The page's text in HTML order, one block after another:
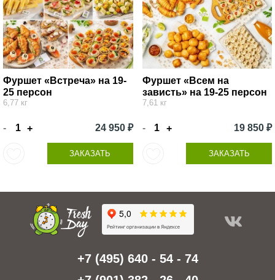
Фуршет «Встреча» на 19-
25 персон
6,77 кг
- + 24 950 ₽
ЗАКАЗАТЬ
Фуршет «Всем на
зависть» на 19-25 персон
7,61 кг
- + 19 850 ₽
ЗАКАЗАТЬ
+7 (495) 640 - 54 - 74